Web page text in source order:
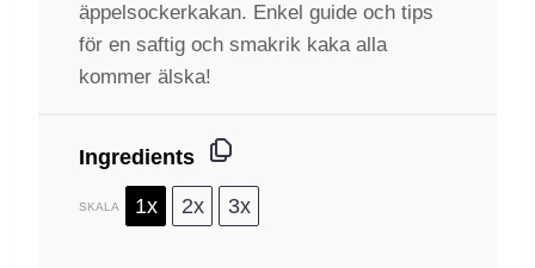
äppelsockerkakan. Enkel guide och tips
för en saftig och smakrik kaka alla
kommer älska!
Ingredients
SKALA 1x 2x 3x